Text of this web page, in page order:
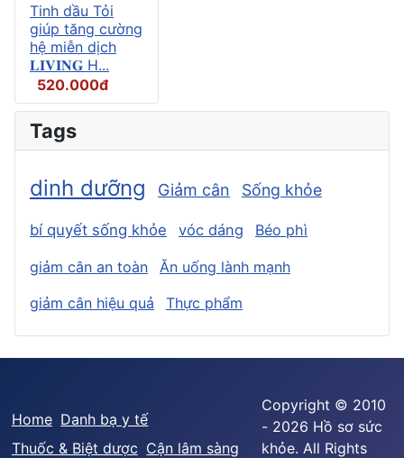
Tinh dầu Tỏi
giúp tăng cường
hệ miễn dịch
𝐋𝐈𝐕𝐈𝐍𝐆 H...
520.000đ
Tags
dinh dưỡng Giảm cân Sống khỏe
bí quyết sống khỏe vóc dáng Béo phì
giảm cân an toàn
Ăn uống lành mạnh
giảm cân hiệu quả
Thực phẩm
Home Danh bạ y tế
Thuốc & Biệt dược Cận lâm sàng
Copyright © 2010
- 2026 Hồ sơ sức
khỏe. All Rights